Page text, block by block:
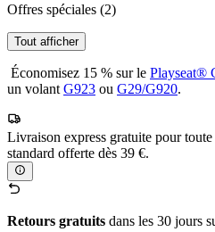
Offres spéciales (2)
Tout afficher
Économisez 15 % sur le Playseat®
un volant G923 ou G29/G920.
Livraison express gratuite pour
standard offerte dès 39 €.
Retours gratuits dans les 30 jours